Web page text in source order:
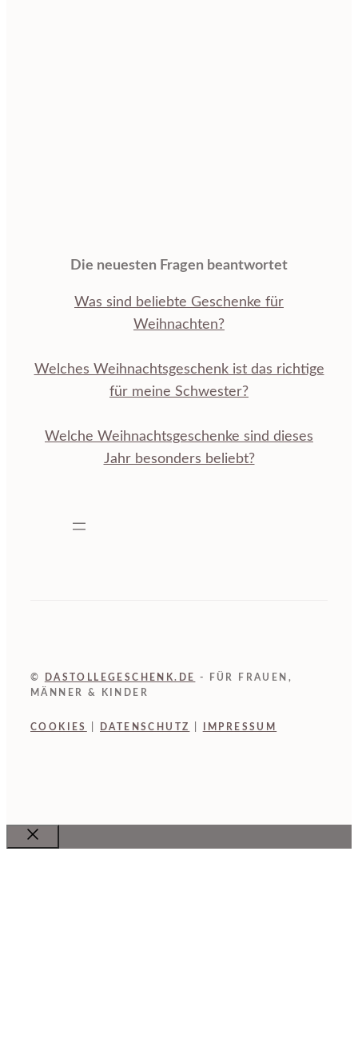
Die neuesten Fragen beantwortet
Was sind beliebte Geschenke für
Weihnachten?
Welches Weihnachtsgeschenk ist das richtige
für meine Schwester?
Welche Weihnachtsgeschenke sind dieses
Jahr besonders beliebt?
© DASTOLLEGESCHENK.DE
- FÜR FRAUEN,
MÄNNER & KINDER
COOKIES DATENSCHUTZ IMPRESSUM